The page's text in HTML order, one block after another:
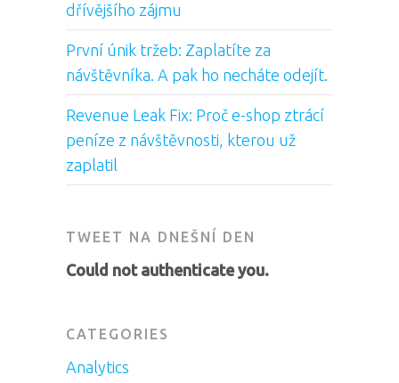
dřívějšího zájmu
První únik tržeb: Zaplatíte za
návštěvníka. A pak ho necháte odejít.
Revenue Leak Fix: Proč e-shop ztrácí
peníze z návštěvnosti, kterou už
zaplatil
TWEET NA DNEŠNÍ DEN
Could not authenticate you.
CATEGORIES
Analytics